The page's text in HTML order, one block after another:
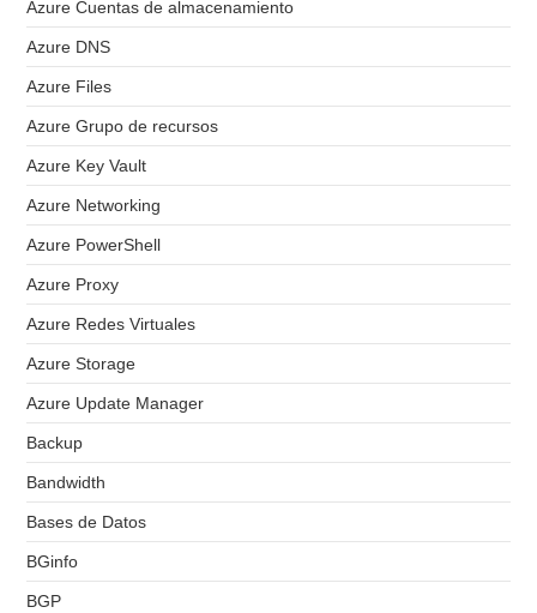
Azure Cuentas de almacenamiento
Azure DNS
Azure Files
Azure Grupo de recursos
Azure Key Vault
Azure Networking
Azure PowerShell
Azure Proxy
Azure Redes Virtuales
Azure Storage
Azure Update Manager
Backup
Bandwidth
Bases de Datos
BGinfo
BGP